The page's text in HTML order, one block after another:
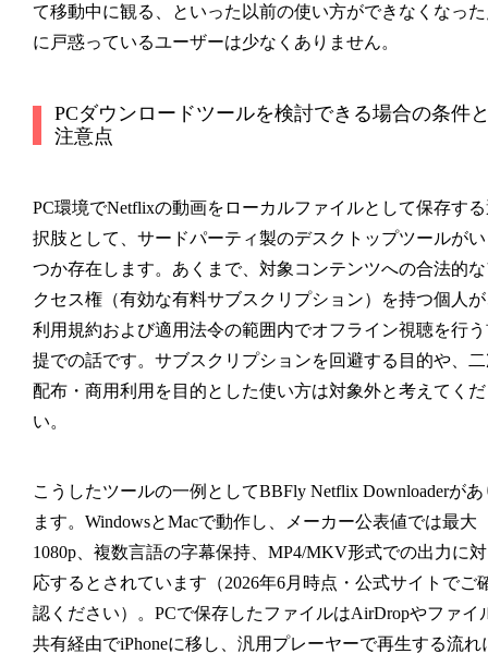
て移動中に観る、といった以前の使い方ができなくなっ
に戸惑っているユーザーは少なくありません。
PCダウンロードツールを検討できる場合の条件
注意点
PC環境でNetflixの動画をローカルファイルとして保存す
択肢として、サードパーティ製のデスクトップツールが
つか存在します。あくまで、対象コンテンツへの合法的
クセス権（有効な有料サブスクリプション）を持つ個人
利用規約および適用法令の範囲内でオフライン視聴を行
提での話です。サブスクリプションを回避する目的や、
配布・商用利用を目的とした使い方は対象外と考えてく
い。
こうしたツールの一例としてBBFly Netflix Downloaderがあ
ます。WindowsとMacで動作し、メーカー公表値では最大
1080p、複数言語の字幕保持、MP4/MKV形式での出力に対
応するとされています（2026年6月時点・公式サイトでご
認ください）。PCで保存したファイルはAirDropやファイ
共有経由でiPhoneに移し、汎用プレーヤーで再生する流れ